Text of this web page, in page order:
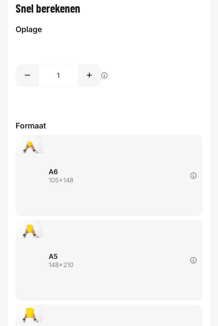
Snel berekenen
Oplage
Formaat
A6
105x148
A5
148x210